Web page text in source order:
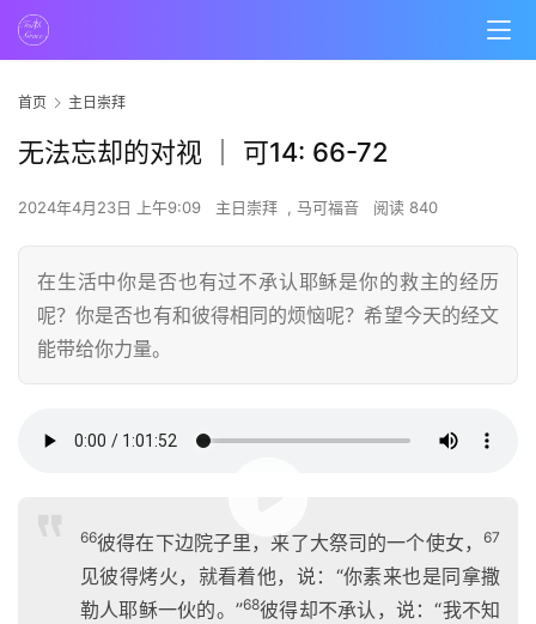
首页 主日崇拜
无法忘却的对视 ｜ 可14: 66-72
2024年4月23日 上午9:09 主日崇拜 , 马可福音 阅读 840
在生活中你是否也有过不承认耶稣是你的救主的经历
呢？你是否也有和彼得相同的烦恼呢？希望今天的经文
能带给你力量。
66彼得在下边院子里，来了大祭司的一个使女， 67
见彼得烤火，就看着他，说：“你素来也是同拿撒
勒人耶稣一伙的。”68彼得却不承认，说：“我不知